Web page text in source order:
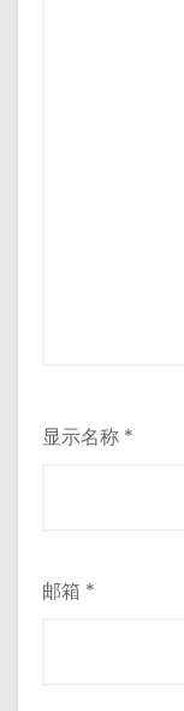
显示名称 *
邮箱 *